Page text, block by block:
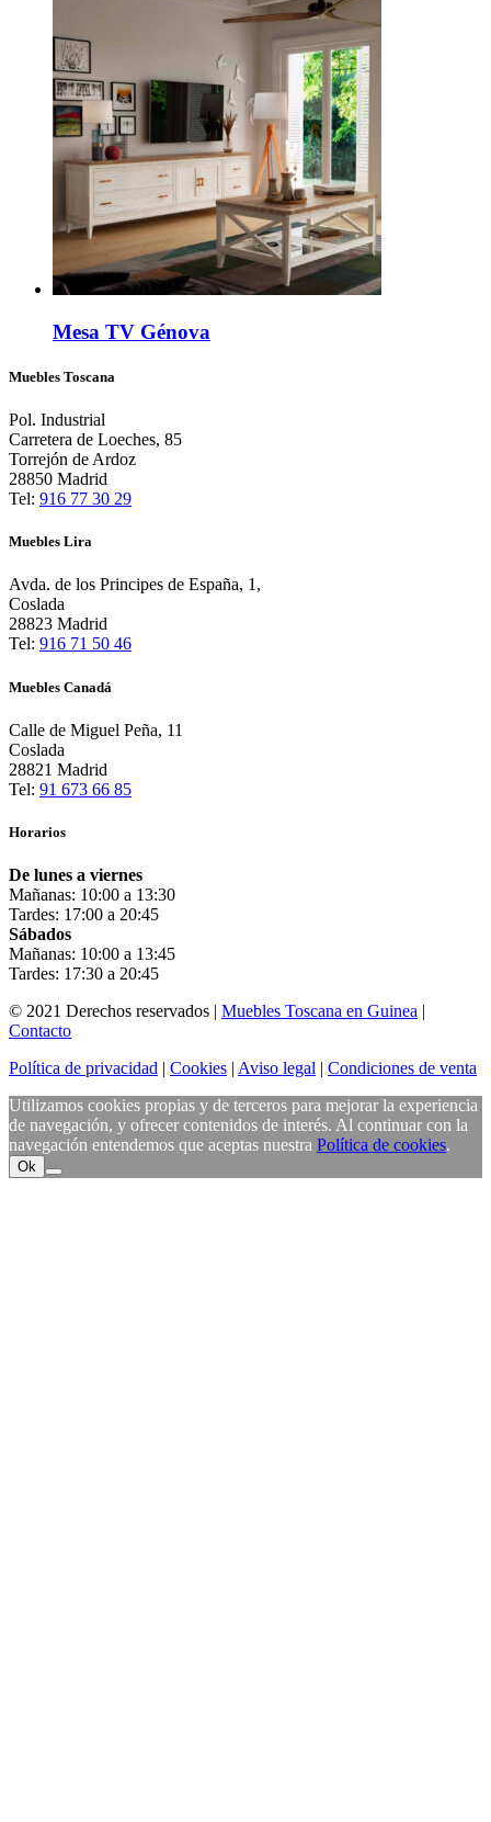
Mesa TV Génova
Muebles Toscana
Pol. Industrial
Carretera de Loeches, 85
Torrejón de Ardoz
28850 Madrid
Tel: 916 77 30 29
Muebles Lira
Avda. de los Principes de España, 1,
Coslada
28823 Madrid
Tel: 916 71 50 46
Muebles Canadá
Calle de Miguel Peña, 11
Coslada
28821 Madrid
Tel: 91 673 66 85
Horarios
De lunes a viernes
Mañanas: 10:00 a 13:30
Tardes: 17:00 a 20:45
Sábados
Mañanas: 10:00 a 13:45
Tardes: 17:30 a 20:45
© 2021 Derechos reservados | Muebles Toscana en Guinea |
Contacto
Política de privacidad | Cookies | Aviso legal | Condiciones de venta
Utilizamos cookies propias y de terceros para mejorar la experiencia
de navegación, y ofrecer contenidos de interés. Al continuar con la
navegación entendemos que aceptas nuestra Política de cookies.
Ok